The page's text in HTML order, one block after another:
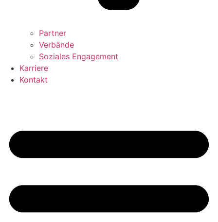
Partner
Verbände
Soziales Engagement
Karriere
Kontakt